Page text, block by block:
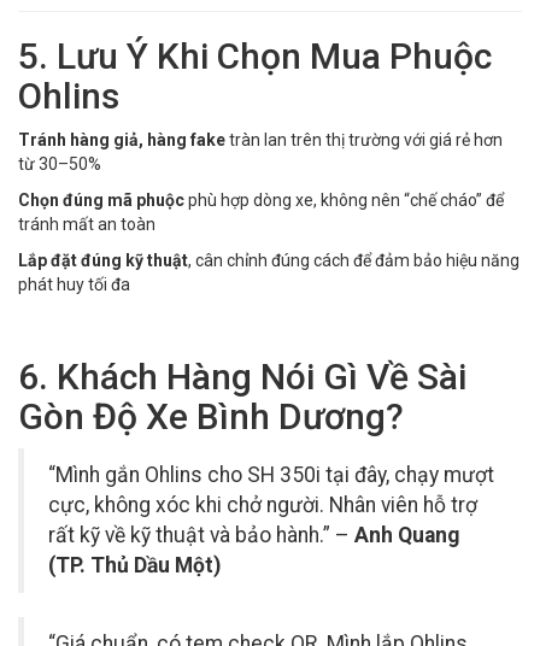
5. Lưu Ý Khi Chọn Mua Phuộc
Ohlins
Tránh hàng giả, hàng faketràn lan trên thị trường với giá rẻ hơn
từ 30–50%
Chọn đúng mã phuộcphù hợp dòng xe, không nên “chế cháo” để
tránh mất an toàn
Lắp đặt đúng kỹ thuật, cân chỉnh đúng cách để đảm bảo hiệu năng
phát huy tối đa
6. Khách Hàng Nói Gì Về Sài
Gòn Độ Xe Bình Dương?
“Mình gắn Ohlins cho SH 350i tại đây, chạy mượt
cực, không xóc khi chở người. Nhân viên hỗ trợ
rất kỹ về kỹ thuật và bảo hành.” – Anh Quang
(TP. Thủ Dầu Một)